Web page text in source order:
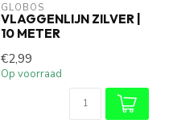
GLOBOS
VLAGGENLIJN ZILVER |
10 METER
€2,99
Op voorraad